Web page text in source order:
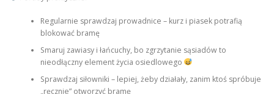
Regularnie sprawdzaj prowadnice – kurz i piasek potrafią
blokować bramę
Smaruj zawiasy i łańcuchy, bo zgrzytanie sąsiadów to
nieodłączny element życia osiedlowego
Sprawdzaj siłowniki – lepiej, żeby działały, zanim ktoś spróbuje
„ręcznie” otworzyć bramę